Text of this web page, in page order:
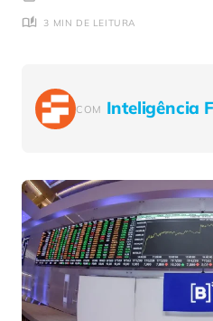
3 MIN DE LEITURA
COM Inteligência